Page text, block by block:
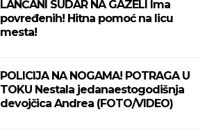
LANČANI SUDAR NA GAZELI Ima
povređenih! Hitna pomoć na licu
mesta!
POLICIJA NA NOGAMA! POTRAGA U
TOKU Nestala jedanaestogodišnja
devojčica Andrea (FOTO/VIDEO)